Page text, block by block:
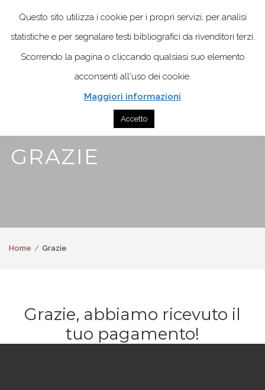
GRAZIE
Home Grazie
Grazie, abbiamo ricevuto il
tuo pagamento!
Questo sito utilizza i cookie per i propri servizi, per analisi
statistiche e per segnalare testi bibliografici da rivenditori terzi.
Scorrendo la pagina o cliccando qualsiasi suo elemento
acconsenti all'uso dei cookie.
Maggiori informazioni
Accetto